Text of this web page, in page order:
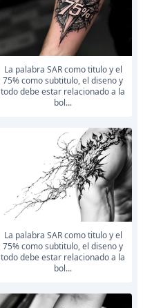
la palabra SAR como titulo y el
75% como subtitulo, el diseno y
todo debe estar relacionado a la
bol...
la palabra SAR como titulo y el
75% como subtitulo, el diseno y
todo debe estar relacionado a la
bol...